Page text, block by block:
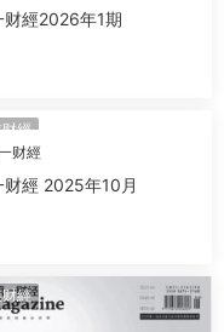
财經2026年1期
經
财經
财經 2025年10月
經